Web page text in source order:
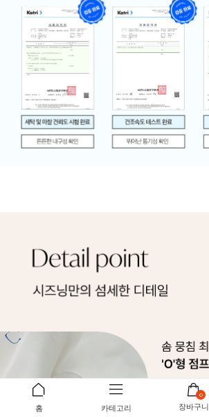
홈 카테고리
0
장바구니